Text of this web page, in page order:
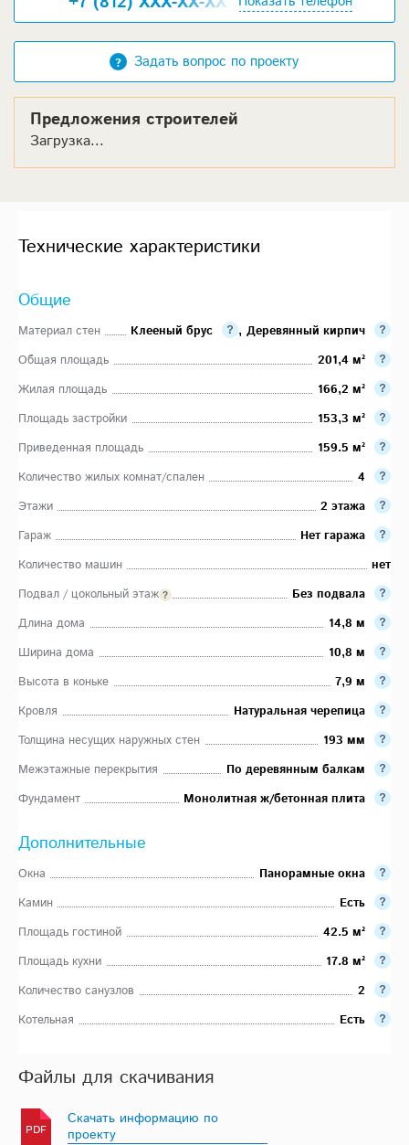
Задать вопрос по проекту
Предложения строителей
Загрузка...
Технические характеристики
Общие
Материал стен Клееный брус , Деревянный кирпич
Общая площадь
201,4 м²
Жилая площадь
166,2 м²
Площадь застройки
153,3 м²
Приведенная площадь
159.5 м²
Количество жилых комнат/спален
4
Этажи
2 этажа
Гараж
Нет гаража
Количество машин
нет
Подвал / цокольный этаж
Без подвала
Длина дома
14,8 м
Ширина дома
10,8 м
Высота в коньке
7,9 м
Кровля
Натуральная черепица
Толщина несущих наружных стен
193 мм
Межэтажные перекрытия
По деревянным балкам
Фундамент
Монолитная ж/бетонная плита
Дополнительные
Окна
Панорамные окна
Камин
Есть
Площадь гостиной
42.5 м²
Площадь кухни
17.8 м²
Количество санузлов
2
Котельная
Есть
Файлы для скачивания
PDF
Скачать информацию по
проекту